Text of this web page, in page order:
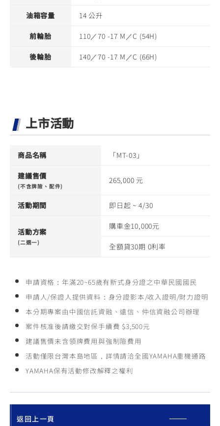
油箱容量 14 公升
前輪胎 110／70 -17 M／C (54H)
後輪胎 140／70 -17 M／C (66H)
上市活動
商品名稱 「MT-03」
建議售價
(不含牌險、配件)
265,000 元
活動期間 即日起 ~ 4/30
活動方案
(二選一)
購車金10,000元
全額貸30期 0利率
申請資格：年滿20~65歲有新式身分證之中華民國國民
申請人/保證人提供資料：身分證影本/收入證明/財力證明
本分期專案由中國信託資融、遠信、仲信資融公司辦理
案件核准後請繳交對保手續費 $3,500元
建議售價未含領牌費用與強制險費用
活動僅限台灣本島地區，詳情請洽全國YAMAHA重機通路
YAMAHA保有活動修改解釋之權利
返回上一頁